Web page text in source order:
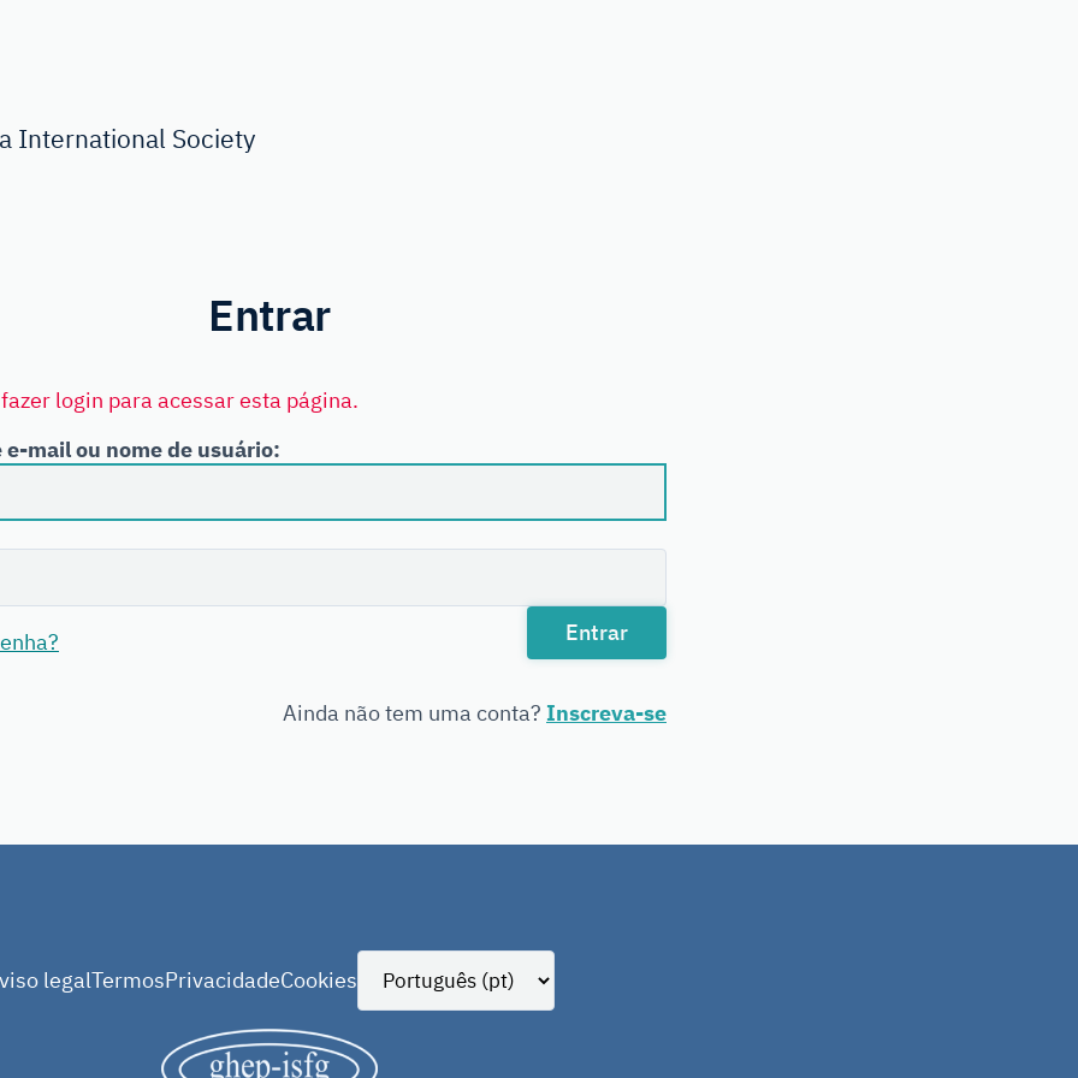
International Society
Entrar
login para acessar esta página.
e-mail ou nome de usuário:
Entrar
Ainda não tem uma conta? Inscreva-se
legalTermosPrivacidadeCookies